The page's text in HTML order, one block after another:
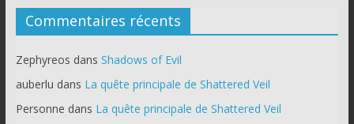
Commentaires récents
Zephyreos dans Shadows of Evil
auberlu dans La quête principale de Shattered Veil
Personne dans La quête principale de Shattered Veil